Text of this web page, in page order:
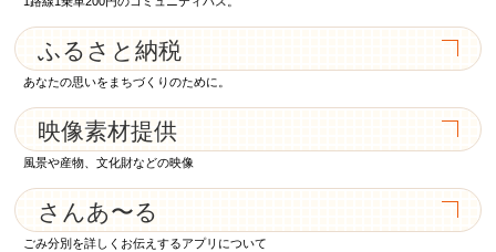
ふるさと納税
あなたの思いをまちづくりのために。
映像素材提供
風景や産物、文化財などの映像
さんあ〜る
ごみ分別を詳しくお伝えするアプリについて